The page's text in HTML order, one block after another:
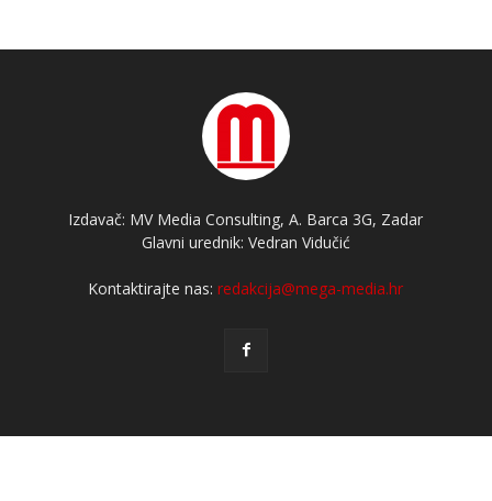
Izdavač: MV Media Consulting, A. Barca 3G, Zadar
Glavni urednik: Vedran Vidučić
Kontaktirajte nas:redakcija@mega-media.hr